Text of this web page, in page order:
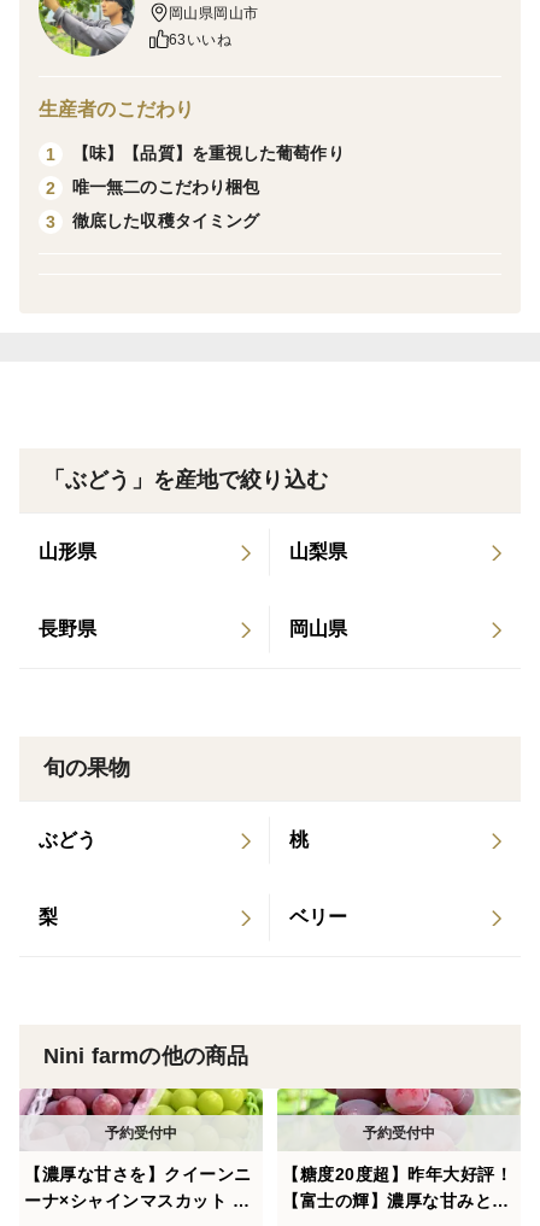
＜内容＞
品）の葡萄を詰めております。見た目と品質のバランス
（秀品ランク）
にも贈り物にも使いやすい一房。
が、味はそのまま。ご家庭用として気軽にお楽しみいた
＜品種＞
種がなく皮ごと食べられる、人気の高い高級ぶどう。
が特徴です。
届けしています。
なる味わいです。
・ニューピオーネ
岡山県岡山市
63いいね
生産者のこだわり
1
【味】【品質】を重視した葡萄作り
2
唯一無二のこだわり梱包
3
徹底した収穫タイミング
「ぶどう」を産地で絞り込む
山形県 山梨県
長野県 岡山県
旬の果物
ぶどう 桃
梨 ベリー
Nini farmの他の商品
【濃厚な甘さを】クイーンニ
ーナ×シャインマスカット 約
【糖度20度超】昨年大好評！
【富士の輝】濃厚な甘みとコ